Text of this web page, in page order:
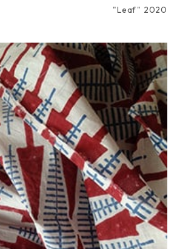
"Leaf" 2020